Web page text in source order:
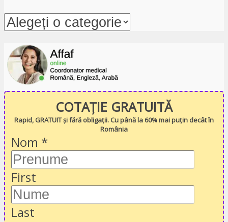
COTAȚIE GRATUITĂ
Rapid, GRATUIT și fără obligații. Cu până la 60% mai puțin decât în
România
Nom *
First
Last